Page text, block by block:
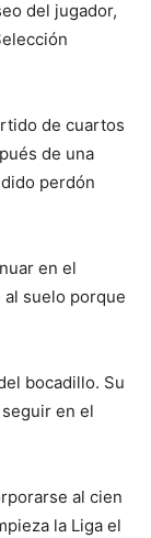
del jugador,
de cuartos
de una
perdón
en el
suelo porque
bocadillo. Su
en el
al cien
la Liga el